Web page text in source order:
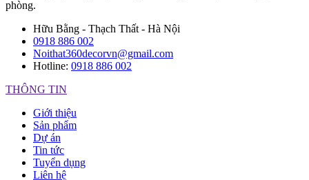
phòng.
Hữu Bằng - Thạch Thất - Hà Nội
0918 886 002
Noithat360decorvn@gmail.com
Hotline: 0918 886 002
THÔNG TIN
Giới thiệu
Sản phẩm
Dự án
Tin tức
Tuyển dụng
Liên hệ